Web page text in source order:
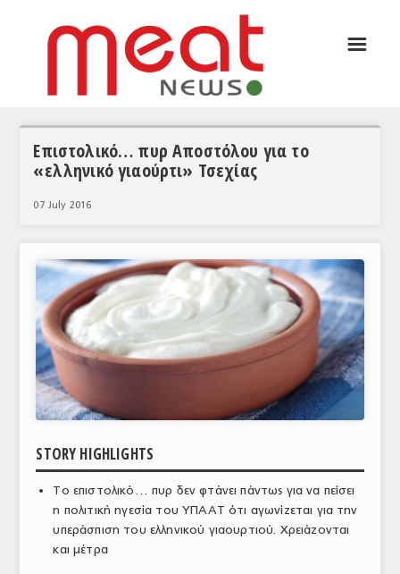
ΣΥΝΕΝΤΕΥΞΕΙΣ
ΘΕΜΑΤΑ
ΚΟΣΜΟΣ
ΕΙΔΗΣΕΙΣ
ΕΥΡΩΠΑΪΚΕΣ ΑΠΟΦΑΣΕΙΣ
ΘΕΜΑΤΑ
ΕΜΠΟΡΙΚΟΣ ΚΑΤΑΛΟΓΟΣ
ΠΑΡΑΓΩΓΗ & ΕΜΠΟΡΙΑ
ΣΦΑΓΕΙΑ
☰
Επιστολικό… πυρ Αποστόλου για το
«ελληνικό γιαούρτι» Τσεχίας
07 July 2016
STORY HIGHLIGHTS
Το επιστολικό… πυρ δεν φτάνει πάντως για να πείσει
η πολιτική ηγεσία του ΥΠΑΑΤ ότι αγωνίζεται για την
υπεράσπιση του ελληνικού γιαουρτιού. Χρειάζονται
και μέτρα